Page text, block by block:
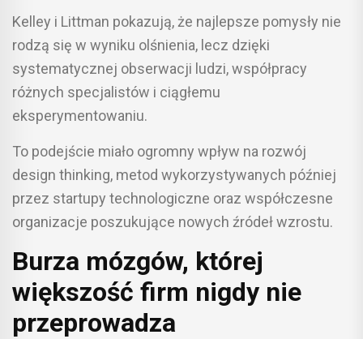
Kelley i Littman pokazują, że najlepsze pomysły nie
rodzą się w wyniku olśnienia, lecz dzięki
systematycznej obserwacji ludzi, współpracy
różnych specjalistów i ciągłemu
eksperymentowaniu.
To podejście miało ogromny wpływ na rozwój
design thinking, metod wykorzystywanych później
przez startupy technologiczne oraz współczesne
organizacje poszukujące nowych źródeł wzrostu.
Burza mózgów, której
większość firm nigdy nie
przeprowadza